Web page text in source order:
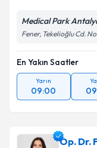
Medical Park
Fener, Tekelioğlu Cd.
En Yakın Saatler
Yarın
09:00
Op. Dr.